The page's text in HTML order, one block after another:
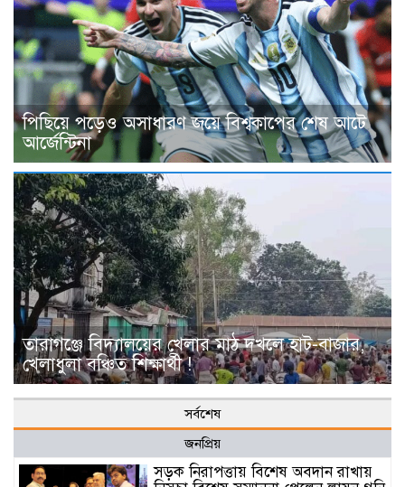
পিছিয়ে পড়েও অসাধারণ জয়ে বিশ্বকাপের শেষ আটে
আর্জেন্টিনা
তারাগঞ্জে বিদ্যালয়ের খেলার মাঠ দখলে হাট-বাজার,
খেলাধুলা বঞ্চিত শিক্ষার্থী !
সর্বশেষ
জনপ্রিয়
সড়ক নিরাপত্তায় বিশেষ অবদান রাখায়